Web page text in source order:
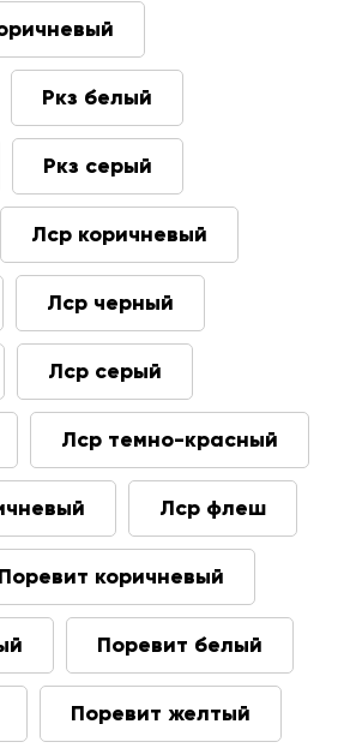
Ркз белый
Ркз серый
Лср коричневый
Лср черный
Лср серый
Лср темно-красный
Лср флеш
Поревит коричневый
Поревит белый
Поревит желтый